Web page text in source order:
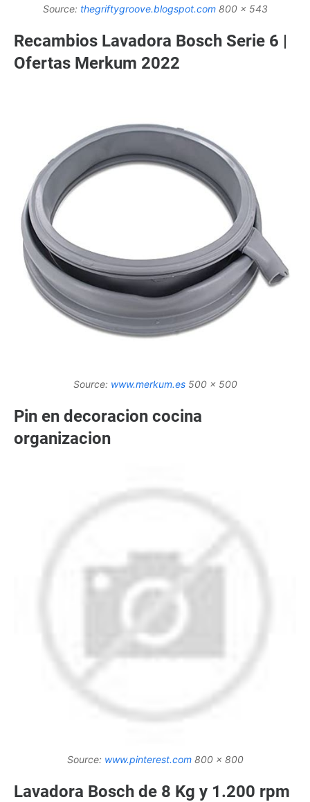
Source: thegriftygroove.blogspot.com800 x 543
Recambios Lavadora Bosch Serie 6 |
Ofertas Merkum 2022
Source: www.merkum.es500 x 500
Pin en decoracion cocina
organizacion
Source: www.pinterest.com800 x 800
Lavadora Bosch de 8 Kg y 1.200 rpm